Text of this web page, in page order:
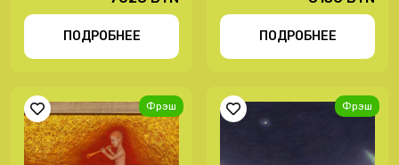
ПОДРОБНЕЕ ПОДРОБНЕЕ
Фрэш Фрэш